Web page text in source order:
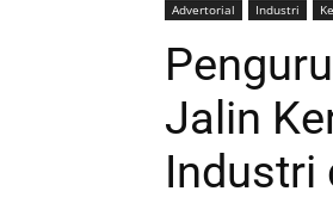
Advertorial Industri
Jalin
Industri